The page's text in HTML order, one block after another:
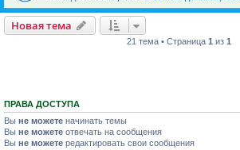
Новая тема
21 тема • Страница 1 из 1
ПРАВА ДОСТУПА
Вы не можете начинать темы
Вы не можете отвечать на сообщения
Вы не можете редактировать свои сообщения